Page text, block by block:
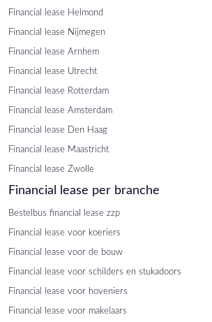
Financial lease Helmond
Financial lease Nijmegen
Financial lease Arnhem
Financial lease Utrecht
Financial lease Rotterdam
Financial lease Amsterdam
Financial lease Den Haag
Financial lease Maastricht
Financial lease Zwolle
Financial lease per branche
Bestelbus financial lease zzp
Financial lease voor koeriers
Financial lease voor de bouw
Financial lease voor schilders en stukadoors
Financial lease voor hoveniers
Financial lease voor makelaars